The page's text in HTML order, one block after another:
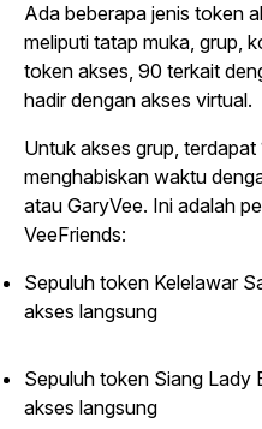
Ada beberapa jenis token
meliputi tatap muka, grup,
token akses, 90 terkait
hadir dengan akses virtual.
Untuk akses grup,
menghabiskan waktu
atau GaryVee. Ini adalah
VeeFriends:
Sepuluh token Kelelawar
akses langsung
Sepuluh token Siang Lady
akses langsung